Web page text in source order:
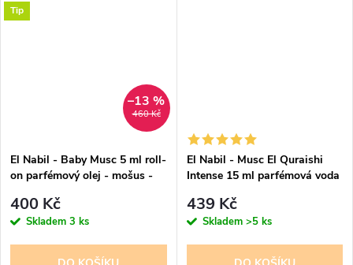
moschusové pižmo
Tip
460 Kč
–13 %
El Nabil - Baby Musc 5 ml roll-
on parfémový olej - mošus -
roll-on parfémovaný olej -
AKCE
400 Kč
Skladem 3 ks
El Nabil - Musc El Quraishi
Intense 15 ml parfémová voda
439 Kč
Skladem >5 ks